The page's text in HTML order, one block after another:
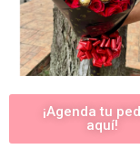
¡Agenda tu
aquí!